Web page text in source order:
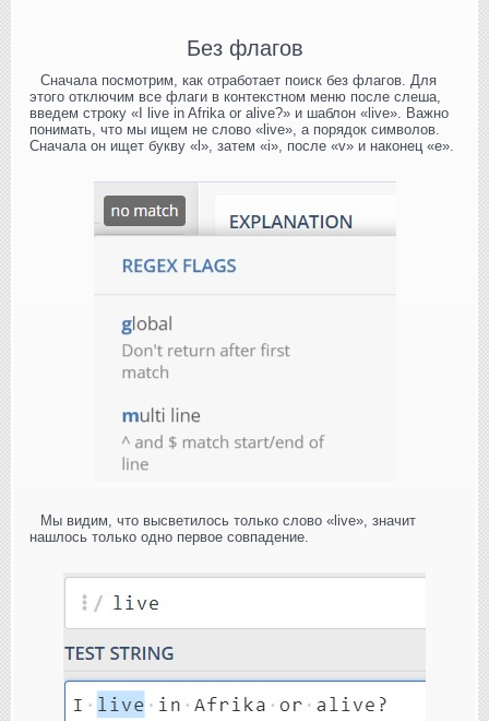
Без флагов
Сначала посмотрим, как отработает поиск без флагов. Для
этого отключим все флаги в контекстном меню после слеша,
введем строку «I live in Afrika or alive?» и шаблон «live». Важно
понимать, что мы ищем не слово «live», а порядок символов.
Сначала он ищет букву «l», затем «i», после «v» и наконец «e».
Мы видим, что высветилось только слово «live», значит
нашлось только одно первое совпадение.